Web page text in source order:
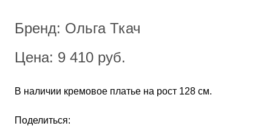
Бренд: Ольга Ткач
Цена: 9 410 руб.
В наличии кремовое платье на рост 128 см.
Поделиться: